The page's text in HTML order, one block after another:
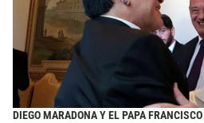
DIEGO MARADONA Y EL PAPA FRANCISCO